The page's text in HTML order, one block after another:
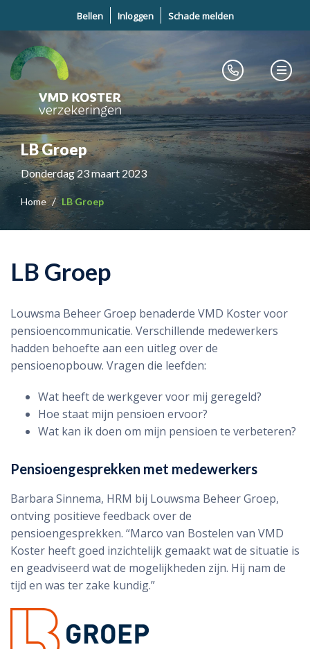
Bellen Inloggen Schade melden
LB Groep
Donderdag 23 maart 2023
Home LB Groep
LB Groep
Louwsma Beheer Groep benaderde VMD Koster voor
pensioencommunicatie. Verschillende medewerkers
hadden behoefte aan een uitleg over de
pensioenopbouw. Vragen die leefden:
Wat heeft de werkgever voor mij geregeld?
Hoe staat mijn pensioen ervoor?
Wat kan ik doen om mijn pensioen te verbeteren?
Pensioengesprekken met medewerkers
Barbara Sinnema, HRM bij Louwsma Beheer Groep,
ontving positieve feedback over de
pensioengesprekken. “Marco van Bostelen van VMD
Koster heeft goed inzichtelijk gemaakt wat de situatie is
en geadviseerd wat de mogelijkheden zijn. Hij nam de
tijd en was ter zake kundig.”